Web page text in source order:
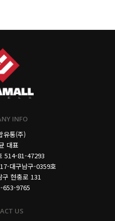
INFO
유통(주)
대표
514-81-47293
대구남구-0359호
구 현충로 131
653-9765
US